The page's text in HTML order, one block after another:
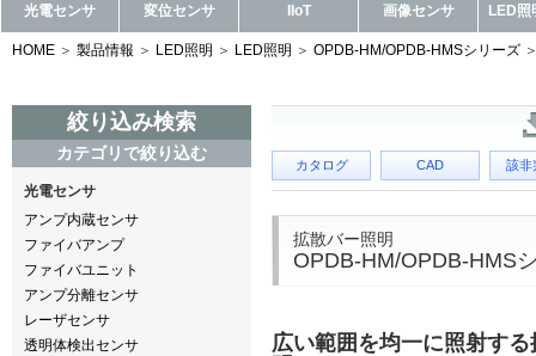
光電センサ 変位センサ IIoT 画像センサ LED照
HOME 製品情報 LED照明 LED照明 OPDB-HM/OPDB-HMSシリーズ
絞り込み検索
カテゴリで絞り込む
光電センサ
アンプ内蔵センサ
ファイバアンプ
ファイバユニット
アンプ分離センサ
レーザセンサ
透明体検出センサ
カタログ CAD 該非
拡散バー照明
OPDB-HM/OPDB-HMS
広い範囲を均一に照射す